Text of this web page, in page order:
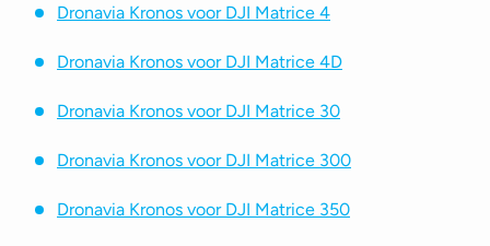
Dronavia Kronos voor DJI Matrice 4
Dronavia Kronos voor DJI Matrice 4D
Dronavia Kronos voor DJI Matrice 30
Dronavia Kronos voor DJI Matrice 300
Dronavia Kronos voor DJI Matrice 350